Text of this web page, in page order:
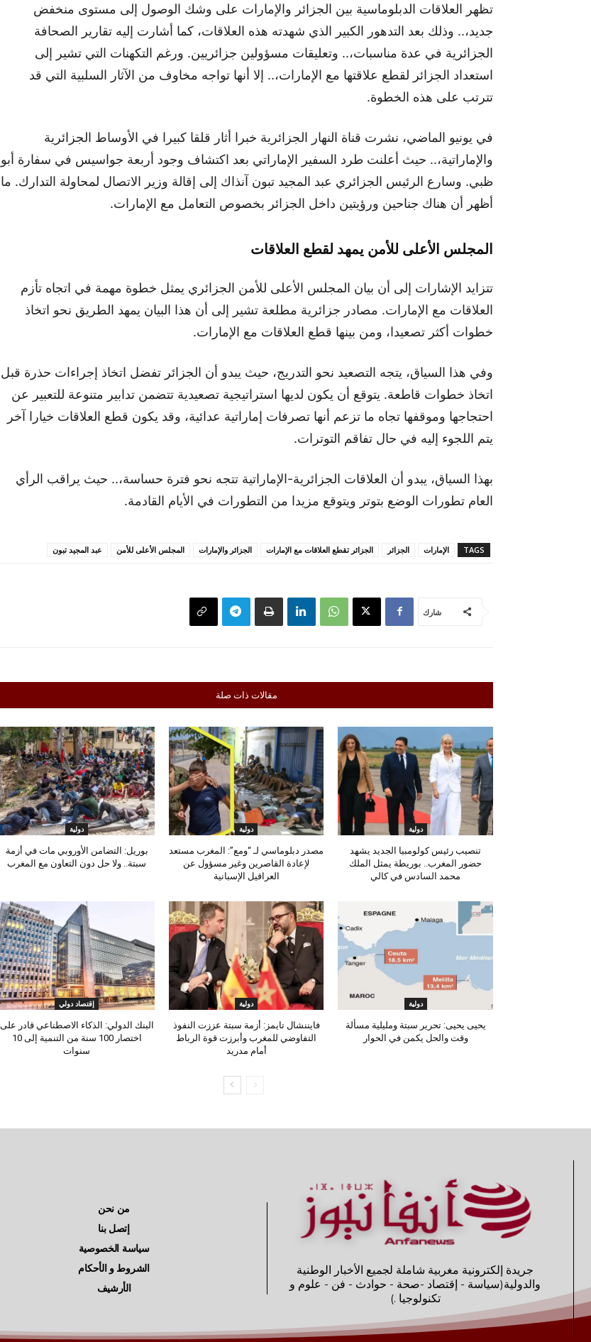
تظهر العلاقات الدبلوماسية بين الجزائر والإمارات على وشك الوصول إلى مستوى منخفض
جديد،.. وذلك بعد التدهور الكبير الذي شهدته هذه العلاقات، كما أشارت إليه تقارير الصحافة
الجزائرية في عدة مناسبات،.. وتعليقات مسؤولين جزائريين. ورغم التكهنات التي تشير إلى
استعداد الجزائر لقطع علاقتها مع الإمارات،.. إلا أنها تواجه مخاوف من الآثار السلبية التي قد
تترتب على هذه الخطوة.
في يونيو الماضي، نشرت قناة النهار الجزائرية خبرا أثار قلقا كبيرا في الأوساط الجزائرية
والإماراتية،.. حيث أعلنت طرد السفير الإماراتي بعد اكتشاف وجود أربعة جواسيس في سفارة أبو
ظبي. وسارع الرئيس الجزائري عبد المجيد تبون آنذاك إلى إقالة وزير الاتصال لمحاولة التدارك. ما
أظهر أن هناك جناحين ورؤيتين داخل الجزائر بخصوص التعامل مع الإمارات.
المجلس الأعلى للأمن يمهد لقطع العلاقات
تتزايد الإشارات إلى أن بيان المجلس الأعلى للأمن الجزائري يمثل خطوة مهمة في اتجاه تأزم
العلاقات مع الإمارات. مصادر جزائرية مطلعة تشير إلى أن هذا البيان يمهد الطريق نحو اتخاذ
خطوات أكثر تصعيدا، ومن بينها قطع العلاقات مع الإمارات.
وفي هذا السياق، يتجه التصعيد نحو التدريج، حيث يبدو أن الجزائر تفضل اتخاذ إجراءات حذرة قبل
اتخاذ خطوات قاطعة. يتوقع أن يكون لديها استراتيجية تصعيدية تتضمن تدابير متنوعة للتعبير عن
احتجاجها وموقفها تجاه ما تزعم أنها تصرفات إماراتية عدائية، وقد يكون قطع العلاقات خيارا آخر
يتم اللجوء إليه في حال تفاقم التوترات.
بهذا السياق، يبدو أن العلاقات الجزائرية-الإماراتية تتجه نحو فترة حساسة،.. حيث يراقب الرأي
العام تطورات الوضع بتوتر ويتوقع مزيدا من التطورات في الأيام القادمة.
TAGS الإمارات الجزائر الجزائر تقطع العلاقات مع الإمارات الجزائر والإمارات المجلس الأعلى للأمن عبد المجيد تبون
شارك
مقالات ذات صلة
دولية
تنصيب رئيس كولومبيا الجديد يشهد
حضور المغرب.. بوريطة يمثل الملك
محمد السادس في كالي
دولية
مصدر دبلوماسي لـ “ومع”: المغرب مستعد
لإعادة القاصرين وغير مسؤول عن
العراقيل الإسبانية
دولية
بوريل: التضامن الأوروبي مات في أزمة
سبتة.. ولا حل دون التعاون مع المغرب
دولية
يحيى يحيى: تحرير سبتة ومليلية مسألة
وقت والحل يكمن في الحوار
دولية
فايننشال تايمز: أزمة سبتة عززت النفوذ
التفاوضي للمغرب وأبرزت قوة الرباط
أمام مدريد
إقتصاد دولي
البنك الدولي: الذكاء الاصطناعي قادر على
اختصار 100 سنة من التنمية إلى 10
سنوات
جريدة إلكترونية مغربية شاملة لجميع الأخبار الوطنية
والدولية(سياسة - إقتصاد -صحة - حوادث - فن - علوم و
تكنولوجيا .)
من نحن
إتصل بنا
سياسة الخصوصية
الشروط و الأحكام
الأرشيف